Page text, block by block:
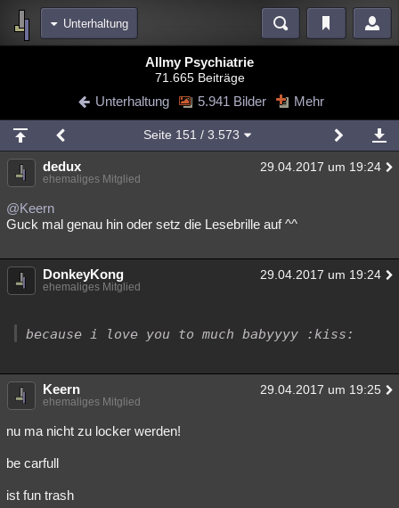
Unterhaltung
Blogs Videos
Chat Wiki Neuigkeiten
meine Rubriken
Menschen Mystery Kriminalfälle
Spiritualität
weitere Rubriken
Philosophie Träume
Astronomie Helpdesk Gruppen Gaming Filme
Übersichten
Allmy Psychiatrie
71.665 Beiträge
Unterhaltung 5.941 Bilder Mehr
Seite 151 / 3.573
dedux 29.04.2017 um 19:24
ehemaliges Mitglied
@Keern
Guck mal genau hin oder setz die Lesebrille auf ^^
DonkeyKong 29.04.2017 um 19:24
ehemaliges Mitglied
because i love you to much babyyyy :kiss:
Keern 29.04.2017 um 19:25
ehemaliges Mitglied
nu ma nicht zu locker werden!
be carfull
ist fun trash